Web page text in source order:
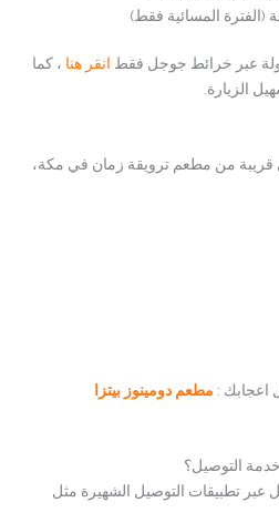
(الفترة المسائية فقط)
عبر خرائط جوجل فقط انقر هنا ، كما
الزيارة.
من مطعم ترويقة زمان في مكة،
اعجابك : مطعم دومينوز بيتزا
عبر تطبيقات التوصيل الشهيرة مثل